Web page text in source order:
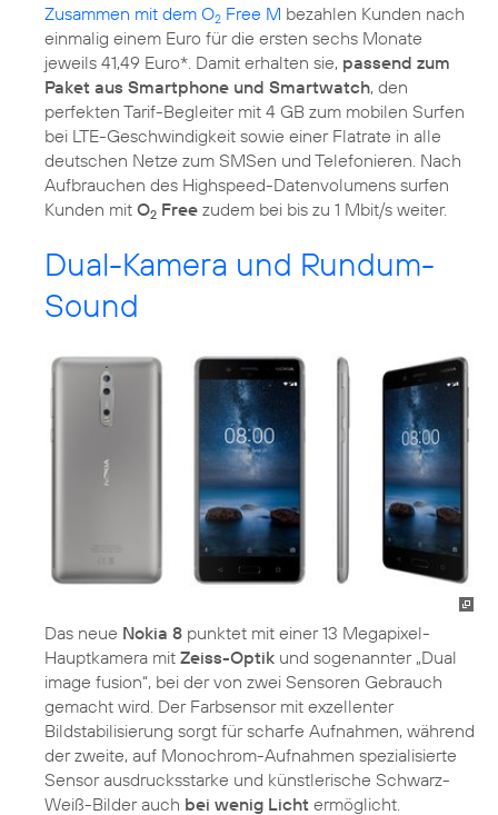
Zusammen mit dem O2 Free M bezahlen Kunden nach
einmalig einem Euro für die ersten sechs Monate
jeweils 41,49 Euro*. Damit erhalten sie, passend zum
Paket aus Smartphone und Smartwatch, den
perfekten Tarif-Begleiter mit 4 GB zum mobilen Surfen
bei LTE-Geschwindigkeit sowie einer Flatrate in alle
deutschen Netze zum SMSen und Telefonieren. Nach
Aufbrauchen des Highspeed-Datenvolumens surfen
Kunden mit O2 Free zudem bei bis zu 1 Mbit/s weiter.
Dual-Kamera und Rundum-
Sound
Das neue Nokia 8 punktet mit einer 13 Megapixel-
Hauptkamera mit Zeiss-Optik und sogenannter „Dual
image fusion“, bei der von zwei Sensoren Gebrauch
gemacht wird. Der Farbsensor mit exzellenter
Bildstabilisierung sorgt für scharfe Aufnahmen, während
der zweite, auf Monochrom-Aufnahmen spezialisierte
Sensor ausdrucksstarke und künstlerische Schwarz-
Weiß-Bilder auch bei wenig Licht ermöglicht.